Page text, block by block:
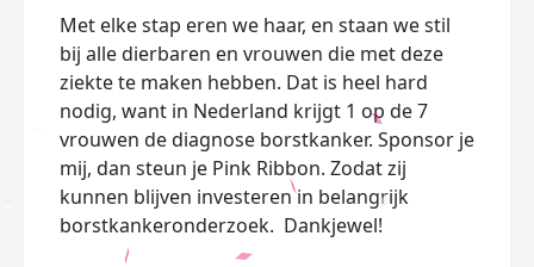
Met elke stap eren we haar, en staan we stil
bij alle dierbaren en vrouwen die met deze
ziekte te maken hebben. Dat is heel hard
nodig, want in Nederland krijgt 1 op de 7
vrouwen de diagnose borstkanker. Sponsor je
mij, dan steun je Pink Ribbon. Zodat zij
kunnen blijven investeren in belangrijk
borstkankeronderzoek. Dankjewel!